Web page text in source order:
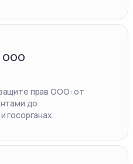
ООО
прав ООО: от
до
госорганах.